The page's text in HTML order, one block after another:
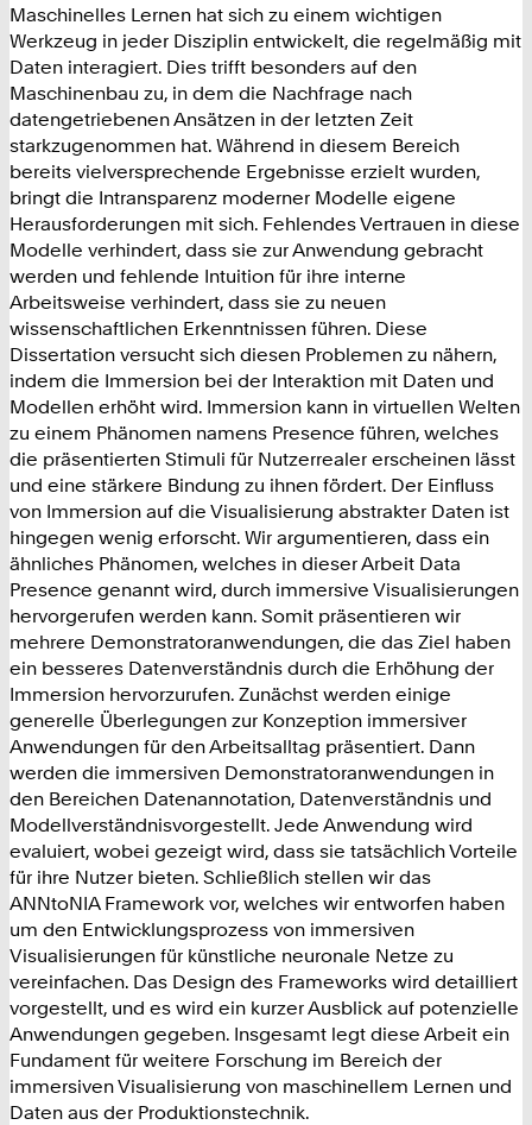
Maschinelles Lernen hat sich zu einem wichtigen
Werkzeug in jeder Disziplin entwickelt, die regelmäßig mit
Daten interagiert. Dies trifft besonders auf den
Maschinenbau zu, in dem die Nachfrage nach
datengetriebenen Ansätzen in der letzten Zeit
starkzugenommen hat. Während in diesem Bereich
bereits vielversprechende Ergebnisse erzielt wurden,
bringt die Intransparenz moderner Modelle eigene
Herausforderungen mit sich. Fehlendes Vertrauen in diese
Modelle verhindert, dass sie zur Anwendung gebracht
werden und fehlende Intuition für ihre interne
Arbeitsweise verhindert, dass sie zu neuen
wissenschaftlichen Erkenntnissen führen. Diese
Dissertation versucht sich diesen Problemen zu nähern,
indem die Immersion bei der Interaktion mit Daten und
Modellen erhöht wird. Immersion kann in virtuellen Welten
zu einem Phänomen namens Presence führen, welches
die präsentierten Stimuli für Nutzerrealer erscheinen lässt
und eine stärkere Bindung zu ihnen fördert. Der Einfluss
von Immersion auf die Visualisierung abstrakter Daten ist
hingegen wenig erforscht. Wir argumentieren, dass ein
ähnliches Phänomen, welches in dieser Arbeit Data
Presence genannt wird, durch immersive Visualisierungen
hervorgerufen werden kann. Somit präsentieren wir
mehrere Demonstratoranwendungen, die das Ziel haben
ein besseres Datenverständnis durch die Erhöhung der
Immersion hervorzurufen. Zunächst werden einige
generelle Überlegungen zur Konzeption immersiver
Anwendungen für den Arbeitsalltag präsentiert. Dann
werden die immersiven Demonstratoranwendungen in
den Bereichen Datenannotation, Datenverständnis und
Modellverständnisvorgestellt. Jede Anwendung wird
evaluiert, wobei gezeigt wird, dass sie tatsächlich Vorteile
für ihre Nutzer bieten. Schließlich stellen wir das
ANNtoNIA Framework vor, welches wir entworfen haben
um den Entwicklungsprozess von immersiven
Visualisierungen für künstliche neuronale Netze zu
vereinfachen. Das Design des Frameworks wird detailliert
vorgestellt, und es wird ein kurzer Ausblick auf potenzielle
Anwendungen gegeben. Insgesamt legt diese Arbeit ein
Fundament für weitere Forschung im Bereich der
immersiven Visualisierung von maschinellem Lernen und
Daten aus der Produktionstechnik.